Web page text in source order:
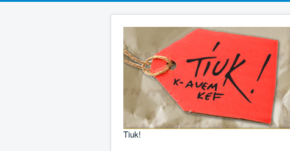
Tiuk!